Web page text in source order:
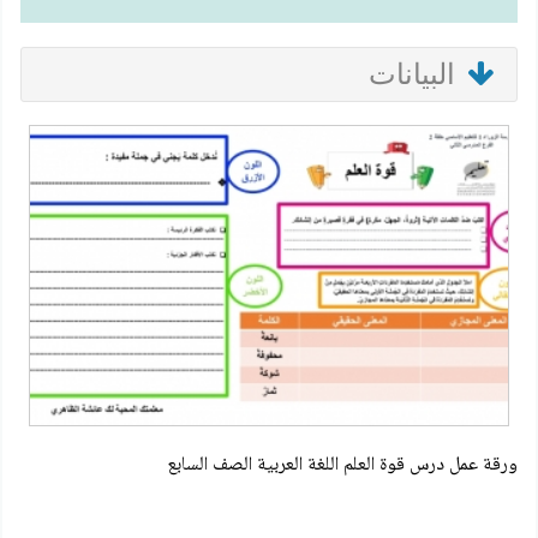
البيانات
ورقة عمل درس قوة العلم اللغة العربية الصف السابع